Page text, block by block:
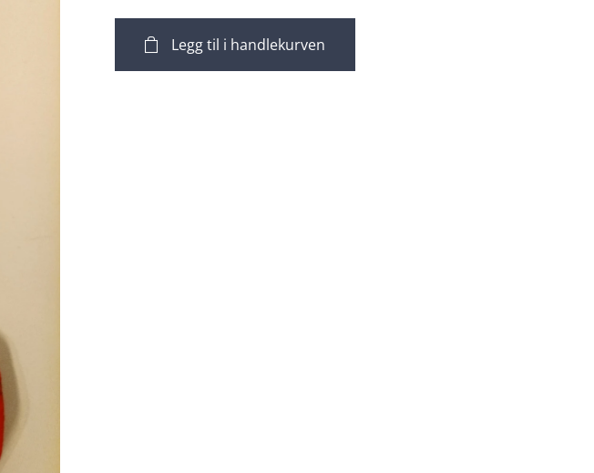
Legg til i handlekurven